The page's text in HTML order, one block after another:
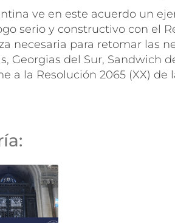
ve en este acuerdo un
serio y constructivo con el
necesaria para retomar las
Georgias del Sur, Sandwich
a la Resolución 2065 (XX)